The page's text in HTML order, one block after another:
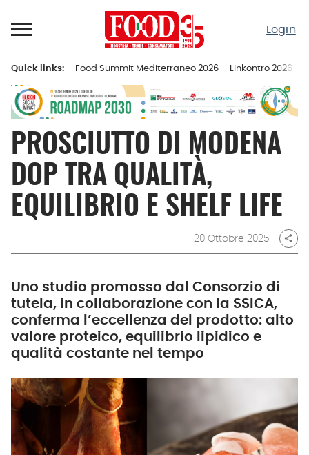
al
Login
principale
Quick links: Food Summit Mediterraneo 2026 Linkontro 2026
PROSCIUTTO DI MODENA
DOP TRA QUALITÀ,
EQUILIBRIO E SHELF LIFE
20 Ottobre 2025 share
Uno studio promosso dal Consorzio di
tutela, in collaborazione con la SSICA,
conferma l’eccellenza del prodotto: alto
valore proteico, equilibrio lipidico e
qualità costante nel tempo